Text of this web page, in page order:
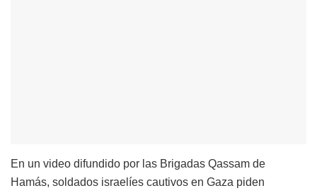
En un video difundido por las Brigadas Qassam de
Hamás, soldados israelíes cautivos en Gaza piden